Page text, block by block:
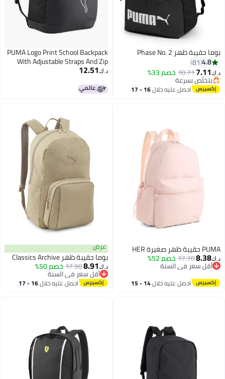
بوما حقيبة ظهر Phase No. 2
4.8
81
د.ك‏7.11
10.71خصم 33%
بتخلّص بسرعة
بتخلّص بسرعةاحصل عليه خلال 16 - 17
PUMA Logo Print School Backpack
With Adjustable Straps And Zip
Closure
د.ك‏12.51
PUMA حقيبة ظهر صغيرة HER
د.ك‏8.38
17.70خصم 52%
أقل سعر في السنة
أقل سعر في السنة
احصل عليه خلال 14 - 15
عرض
بوما حقيبة ظهر Classics Archive
د.ك‏8.91
17.90خصم 50%
أقل سعر في السنة
أقل سعر في السنة
احصل عليه خلال 16 - 17